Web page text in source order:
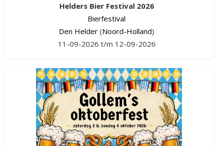
Helders Bier Festival 2026
Bierfestival
Den Helder (Noord-Holland)
11-09-2026 t/m 12-09-2026